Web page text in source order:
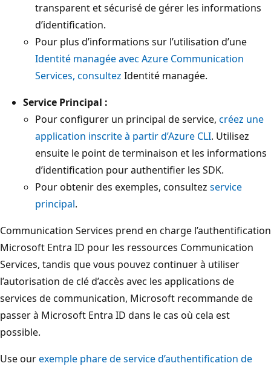
transparent et sécurisé de gérer les informations
d’identification.
Pour plus d’informations sur l’utilisation d’une
Identité managéeavec Azure Communication
Services, consultez Identité managée.
Service Principal :
Pour configurer un principal de service, créez une
application inscrite à partir d’Azure CLI. Utilisez
ensuite le point de terminaison et les informations
d’identification pour authentifier les SDK.
Pour obtenir des exemples, consultez service
principal.
Communication Services prend en charge l’authentification
Microsoft Entra ID pour les ressources Communication
Services, tandis que vous pouvez continuer à utiliser
l’autorisation de clé d’accès avec les applications de
services de communication, Microsoft recommande de
passer à Microsoft Entra ID dans le cas où cela est
possible.
Use ourexemple phare de service d’authentification de